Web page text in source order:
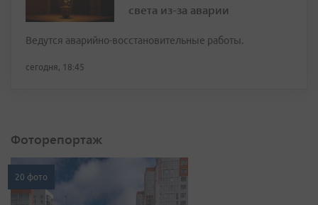
света из-за аварии
Ведутся аварийно-восстановительные работы.
сегодня, 18:45
Фоторепортаж
20 фото